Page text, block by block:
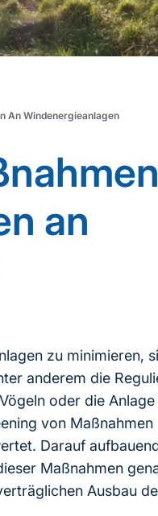
An Windenergieanlagen
an
zu minimieren,
anderem die
oder die
von Maßnahmen
Darauf
Maßnahmen
Ausbau